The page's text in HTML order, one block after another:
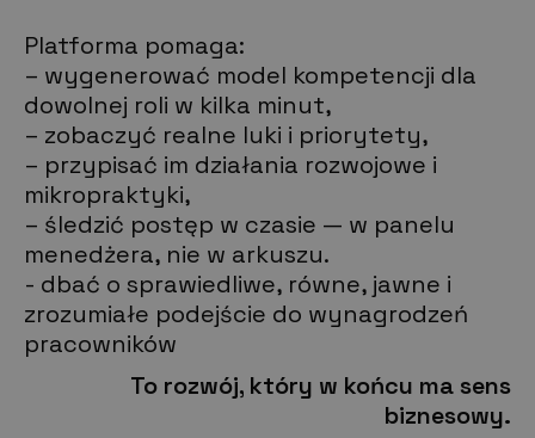
Platforma pomaga:
– wygenerować model kompetencji dla
dowolnej roli w kilka minut,
– zobaczyć realne luki i priorytety,
– przypisać im działania rozwojowe i
mikropraktyki,
– śledzić postęp w czasie — w panelu
menedżera, nie w arkuszu.
- dbać o sprawiedliwe, równe, jawne i
zrozumiałe podejście do wynagrodzeń
pracowników
To rozwój, który w końcu ma sens
biznesowy.